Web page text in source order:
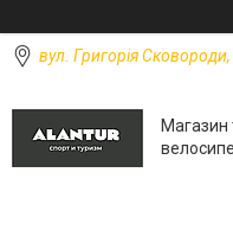
вул. Григорія Сковороди,
Магазин